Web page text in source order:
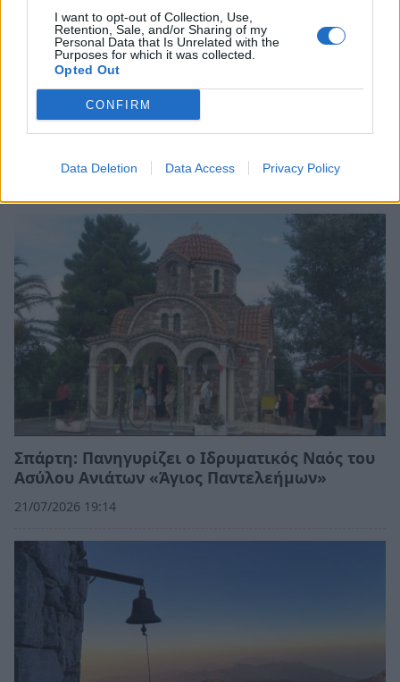
I want to opt-out of Collection, Use,
Retention, Sale, and/or Sharing of my
Personal Data that Is Unrelated with the
Purposes for which it was collected.
Opted Out
CONFIRM
Data Deletion Data Access Privacy Policy
Σπάρτη: Πανηγυρίζει ο Ιδρυματικός Ναός του
Ασύλου Ανιάτων «Άγιος Παντελεήμων»
21/07/2026 19:14